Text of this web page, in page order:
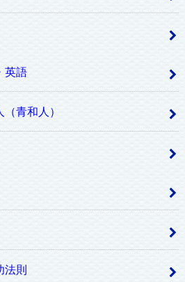
英語
青和人）
法則